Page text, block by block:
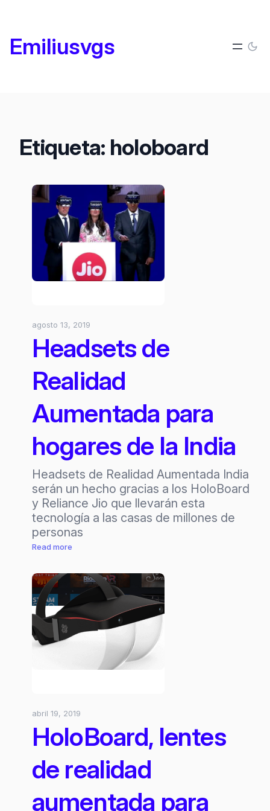
contenido
Emiliusvgs
Etiqueta: holoboard
agosto 13, 2019
Headsets de
Realidad
Aumentada para
hogares de la India
Headsets de Realidad Aumentada India
serán un hecho gracias a los HoloBoard
y Reliance Jio que llevarán esta
tecnología a las casas de millones de
personas
Read more
de
Realidad
Aumentada
para
hogares
abril 19, 2019
HoloBoard, lentes
de realidad
aumentada para